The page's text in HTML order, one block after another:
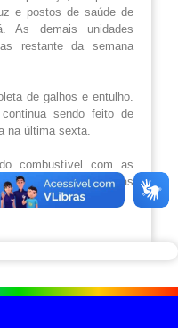
e postos de saúde de
As demais unidades
restante da semana
de galhos e entulho.
sendo feito de
na última sexta.
combustível com as
circulando apenas nas